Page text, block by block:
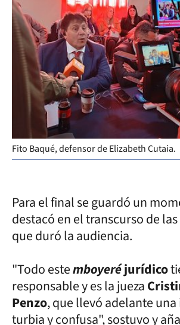
Fito Baqué, defensor de Elizabeth Cutaia.
Para el final se guardó un
destacó en el transcurso de
que duró la audiencia.
"Todo estemboyeréjurídico
responsable y es la jueza
Penzo, que llevó adelante
turbia y confusa", sostuvo y